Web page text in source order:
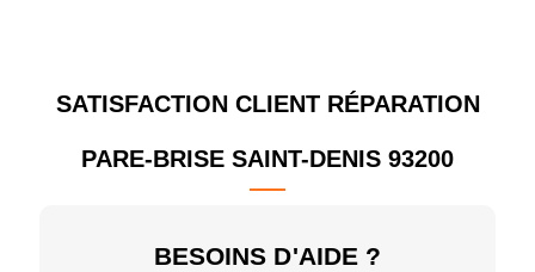
SATISFACTION CLIENT RÉPARATION
PARE-BRISE SAINT-DENIS 93200
BESOINS D'AIDE ?